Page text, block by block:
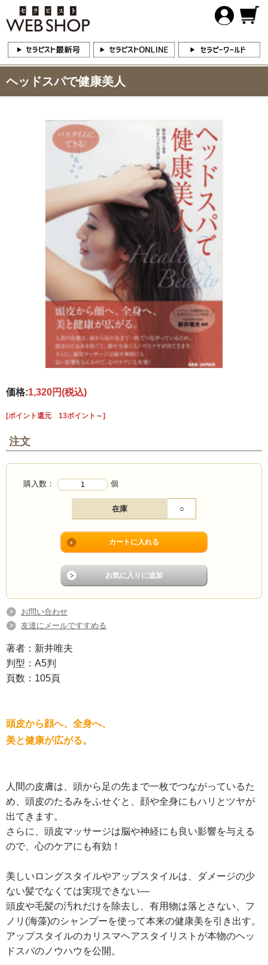
ヘッドスパで健康美人
価格:1,320円(税込)
[ポイント還元 13ポイント～]
注文
購入数： 個
在庫 ○
お問い合わせ
友達にメールですすめる
著者：新井唯夫
判型：A5判
頁数：105頁
頭皮から顔へ、全身へ、
美と健康が広がる。
人間の皮膚は、頭から足の先まで一枚でつながっているた
め、頭皮のたるみをふせぐと、顔や全身にもハリとツヤが
出てきます。
さらに、頭皮マッサージは脳や神経にも良い影響を与える
ので、心のケアにも有効！
美しいロングスタイルやアップスタイルは、ダメージの少
ない髪でなくては実現できない―
頭皮や毛髪の汚れだけを除去し、有用物は落とさない、フ
ノリ(海藻)のシャンプーを使って本来の健康美を引き出す。
アップスタイルのカリスマヘアスタイリストが本物のヘッ
ドスパのノウハウを公開。